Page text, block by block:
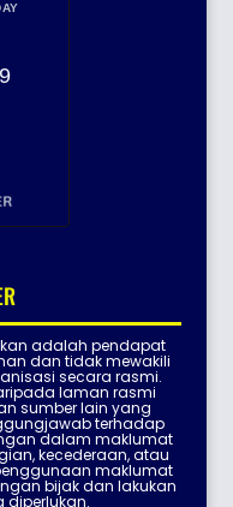
adalah pendapat
dan tidak mewakili
secara rasmi.
laman rasmi
sumber lain yang
terhadap
dalam maklumat
kecederaan, atau
maklumat
bijak dan lakukan
diperlukan.